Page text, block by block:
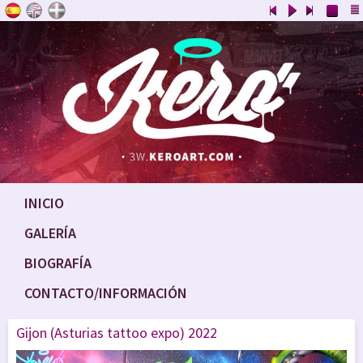
INICIO
GALERÍA
BIOGRAFÍA
CONTACTO/INFORMACIÓN
Gijon (Asturias tattoo expo) 2022